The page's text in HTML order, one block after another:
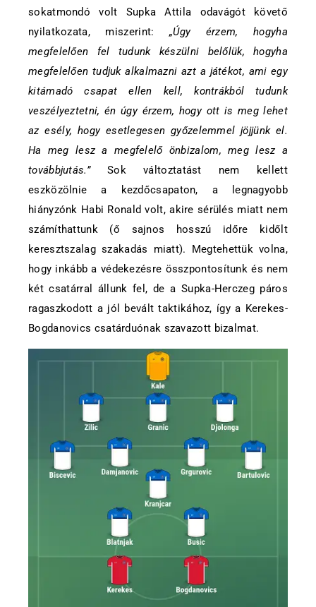
sokatmondó volt Supka Attila odavágót követő
nyilatkozata, miszerint:„Úgy érzem, hogyha
megfelelően fel tudunk készülni belőlük, hogyha
megfelelően tudjuk alkalmazni azt a játékot, ami egy
kitámadó csapat ellen kell, kontrákból tudunk
veszélyeztetni, én úgy érzem, hogy ott is meg lehet
az esély, hogy esetlegesen győzelemmel jöjjünk el.
Ha meg lesz a megfelelő önbizalom, meg lesz a
továbbjutás.”Sok változtatást nem kellett
eszközölnie a kezdőcsapaton, a legnagyobb
hiányzónk Habi Ronald volt, akire sérülés miatt nem
számíthattunk (ő sajnos hosszú időre kidőlt
keresztszalag szakadás miatt). Megtehettük volna,
hogy inkább a védekezésre összpontosítunk és nem
két csatárral állunk fel, de a Supka-Herczeg páros
ragaszkodott a jól bevált taktikához, így a Kerekes-
Bogdanovics csatárduónak szavazott bizalmat.